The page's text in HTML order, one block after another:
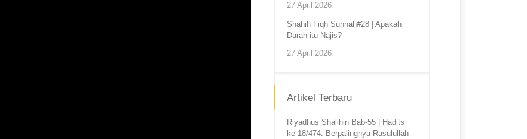
27 April 2026
Shahih Fiqh Sunnah#28 | Apakah
Darah itu Najis?
27 April 2026
Artikel Terbaru
Riyadhus Shalihin Bab-55 | Hadits
ke-18/474: Berpalingnya Rasulullah